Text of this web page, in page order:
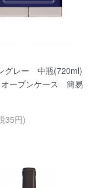
グレー 中瓶(720ml)
ープンケース 簡易
35円)